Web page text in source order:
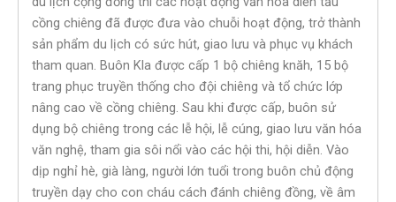
cồng chiêng đã được đưa vào chuỗi hoạt động, trở thành
sản phẩm du lịch có sức hút, giao lưu và phục vụ khách
tham quan. Buôn Kla được cấp 1 bộ chiêng knăh, 15 bộ
trang phục truyền thống cho đội chiêng và tổ chức lớp
nâng cao về cồng chiêng. Sau khi được cấp, buôn sử
dụng bộ chiêng trong các lễ hội, lễ cúng, giao lưu văn hóa
văn nghệ, tham gia sôi nổi vào các hội thi, hội diễn. Vào
dịp nghỉ hè, già làng, người lớn tuổi trong buôn chủ động
truyền dạy cho con cháu cách đánh chiêng đồng, về âm